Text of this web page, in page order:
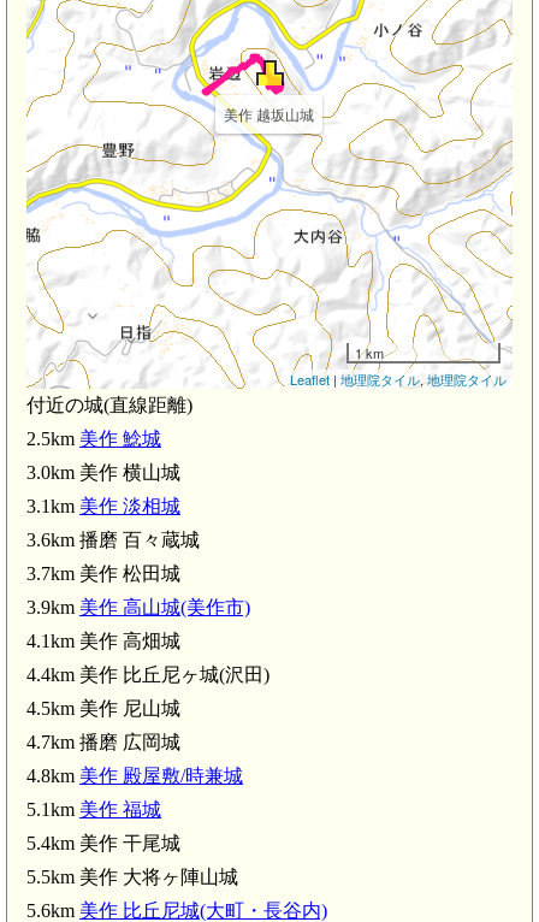
美作土居駅(5.1km)
美作 越坂山城
1 km
Leaflet | 地理院タイル,地理院タイル
付近の城(直線距離)
2.5km 美作 鯰城
3.0km 美作 横山城
3.1km 美作 淡相城
3.6km 播磨 百々蔵城
3.7km 美作 松田城
3.9km 美作 高山城(美作市)
4.1km 美作 高畑城
4.4km 美作 比丘尼ヶ城(沢田)
4.5km 美作 尼山城
4.7km 播磨 広岡城
4.8km 美作 殿屋敷/時兼城
5.1km 美作 福城
5.4km 美作 干尾城
5.5km 美作 大将ヶ陣山城
5.6km 美作 比丘尼城(大町・長谷内)